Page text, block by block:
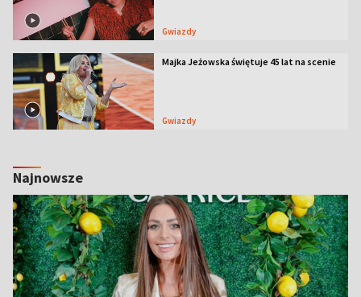
Gwiazdy
Majka Jeżowska świętuje 45 lat na scenie
Gwiazdy
Najnowsze